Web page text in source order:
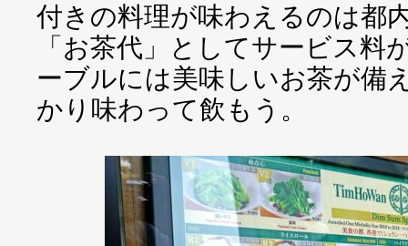
付きの料理が味わえるのは都
「お茶代」としてサービス料
ーブルには美味しいお茶が備
かり味わって飲もう。